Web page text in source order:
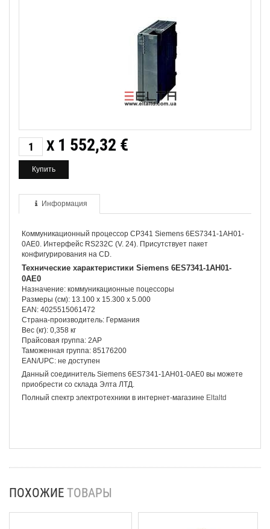
X 1 552,32 €
Информация
Коммуникационный процессор CP341 Siemens 6ES7341-1AH01-
0AE0. Интерфейс RS232C (V. 24). Присутствует пакет
конфигурирования на CD.
Технические характеристики Siemens 6ES7341-1AH01-
0AE0
Назначение: коммуникационные поцессоры
Размеры (см): 13.100 x 15.300 x 5.000
EAN: 4025515061472
Страна-производитель: Германия
Вес (кг): 0,358 кг
Прайсовая группа: 2AP
Таможенная группа: 85176200
EAN/UPC: не доступен
Данный соединитель Siemens 6ES7341-1AH01-0AE0 вы можете
приобрести со склада Элта ЛТД.
Полный спектр электротехники в интернет-магазине Eltaltd
ПОХОЖИЕ ТОВАРЫ